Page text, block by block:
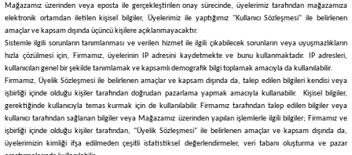
Mağazamız üzerinden veya eposta ile gerçekleştirilen onay sürecinde, üyelerimiz tarafından mağazamıza
elektronik ortamdan iletilen kişisel bilgiler, Üyelerimiz ile yaptığımız "Kullanıcı Sözleşmesi" ile belirlenen
amaçlar ve kapsam dışında üçüncü kişilere açıklanmayacaktır.
Sistemle ilgili sorunların tanımlanması ve verilen hizmet ile ilgili çıkabilecek sorunların veya uyuşmazlıkların
hızla çözülmesi için, Firmamız, üyelerinin IP adresini kaydetmekte ve bunu kullanmaktadır. IP adresleri,
kullanıcıları genel bir şekilde tanımlamak ve kapsamlı demografik bilgi toplamak amacıyla da kullanılabilir.
Firmamız, Üyelik Sözleşmesi ile belirlenen amaçlar ve kapsam dışında da, talep edilen bilgileri kendisi veya
işbirliği içinde olduğu kişiler tarafından doğrudan pazarlama yapmak amacıyla kullanabilir. Kişisel bilgiler,
gerektiğinde kullanıcıyla temas kurmak için de kullanılabilir.Firmamız tarafından talep edilen bilgiler veya
kullanıcı tarafından sağlanan bilgiler veyaMağazamız üzerinden yapılan işlemlerle ilgili bilgiler; Firmamızve
işbirliği içinde olduğu kişiler tarafından, "Üyelik Sözleşmesi" ile belirlenen amaçlar ve kapsam dışında da,
üyelerimizin kimliği ifşa edilmeden çeşitli istatistiksel değerlendirmeler, veri tabanı oluşturma ve pazar